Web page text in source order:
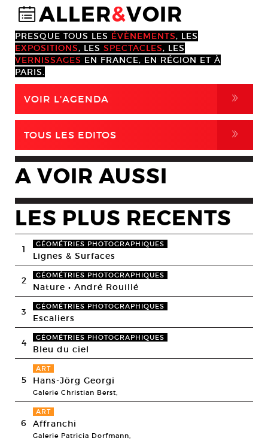
@ALLER&VOIR
PRESQUE TOUS LES ÉVÈNEMENTS, LES
EXPOSITIONS, LES SPECTACLES, LES
VERNISSAGES EN FRANCE, EN RÉGION ET À
PARIS.
VOIR L'AGENDA ,
TOUS LES EDITOS ,
A VOIR AUSSI
LES PLUS RECENTS
1 GÉOMÉTRIES PHOTOGRAPHIQUES
Lignes & Surfaces
2 GÉOMÉTRIES PHOTOGRAPHIQUES
Nature • André Rouillé
3 GÉOMÉTRIES PHOTOGRAPHIQUES
Escaliers
4 GÉOMÉTRIES PHOTOGRAPHIQUES
Bleu du ciel
5
ART
Hans-Jörg Georgi
Galerie Christian Berst,
6
ART
Affranchi
Galerie Patricia Dorfmann,